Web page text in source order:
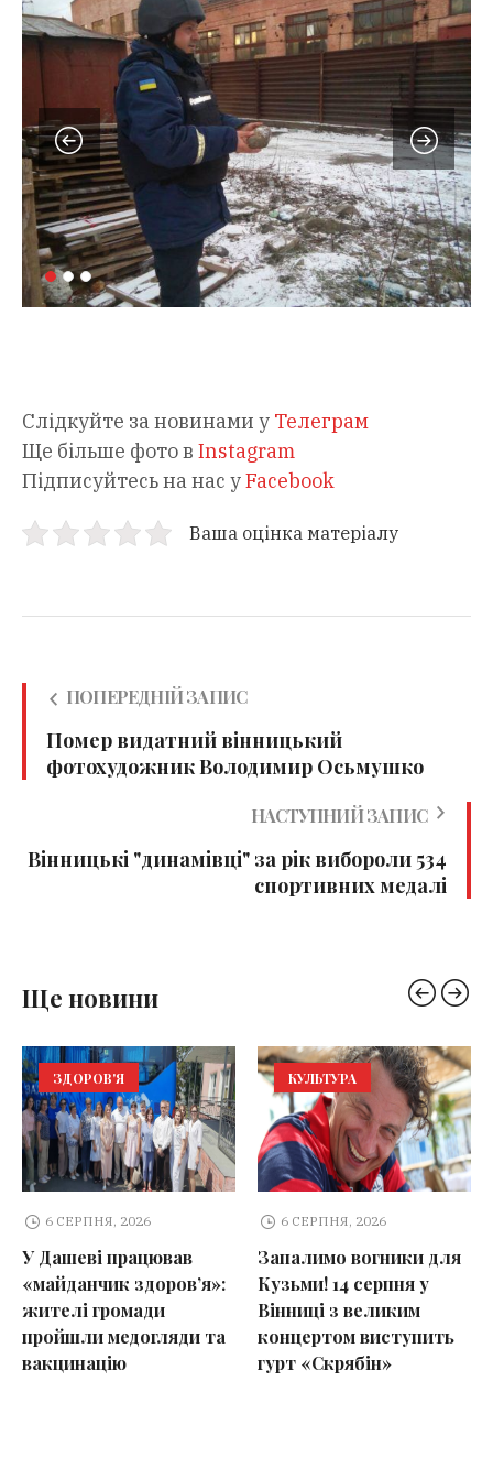
Слідкуйте за новинами у Телеграм
Ще більше фото в Instagram
Підписуйтесь на нас уFacebook
Ваша оцінка матеріалу
ПОПЕРЕДНІЙ ЗАПИС
Помер видатний вінницький
фотохудожник Володимир Осьмушко
НАСТУПНИЙ ЗАПИС
Вінницькі "динамівці" за рік вибороли 534
спортивних медалі
Ще новини
ЗДОРОВ'Я
6 СЕРПНЯ, 2026
У Дашеві працював
«майданчик здоров’я»:
жителі громади
пройшли медогляди та
вакцинацію
КУЛЬТУРА
6 СЕРПНЯ, 2026
Запалимо вогники для
Кузьми! 14 серпня у
Вінниці з великим
концертом виступить
гурт «Скрябін»